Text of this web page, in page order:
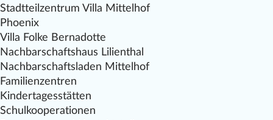
Stadtteilzentrum Villa Mittelhof
Phoenix
Villa Folke Bernadotte
Nachbarschaftshaus Lilienthal
Nachbarschaftsladen Mittelhof
Familienzentren
Kindertagesstätten
Schulkooperationen